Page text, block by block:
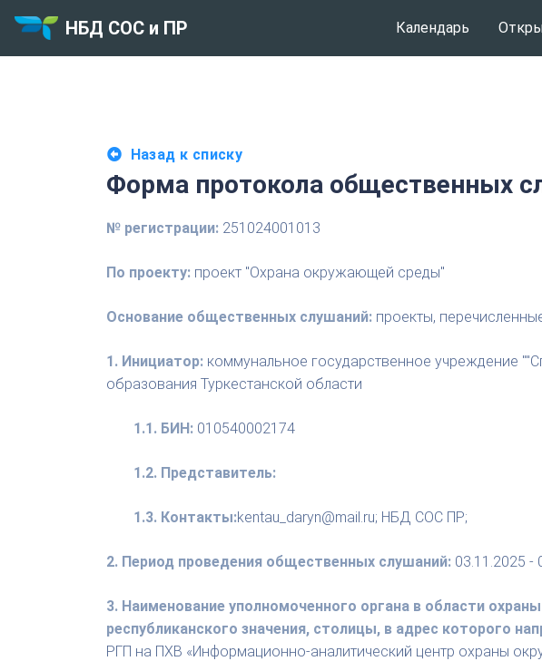
НБД СОС и ПР Календарь
Назад к списку
Форма протокола общественных
№ регистрации: 251024001013
По проекту: проект "Охрана окружающей среды"
Основание общественных слушаний: проекты,
1. Инициатор: коммунальное государственное учреждение
образования Туркестанской области
1.1. БИН: 010540002174
1.2. Представитель:
1.3. Контакты:kentau_daryn@mail.ru; НБД СОС ПР;
2. Период проведения общественных слушаний: 03.11.2025 -
3. Наименование уполномоченного органа в области
республиканского значения, столицы, в адрес которого
РГП на ПХВ «Информационно-аналитический центр охраны